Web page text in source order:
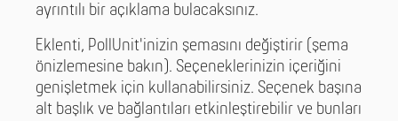
ayrıntılı bir açıklama bulacaksınız.
Eklenti, PollUnit'inizin şemasını değiştirir (şema
önizlemesine bakın). Seçeneklerinizin içeriğini
genişletmek için kullanabilirsiniz. Seçenek başına
alt başlık ve bağlantıları etkinleştirebilir ve bunları